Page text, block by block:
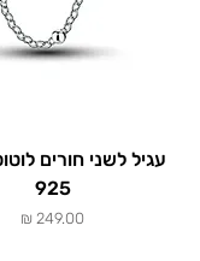
עגיל לשני חורים
925
מחיר